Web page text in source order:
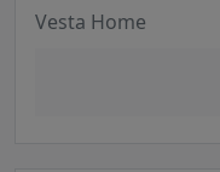
Vesta Home